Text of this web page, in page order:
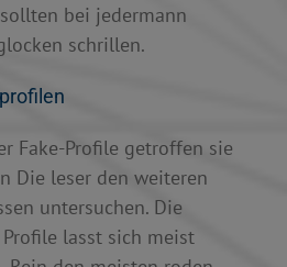
bei jedermann
schrillen.
Fake-Profile getroffen sie
Die leser den weiteren
untersuchen. Die
lasst sich meist